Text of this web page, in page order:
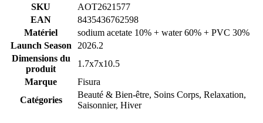
SKU
AOT2621577
EAN
8435436762598
Matériel
sodium acetate 10% + water 60% + PVC 30%
Launch Season
2026.2
Dimensions du
produit
1.7x7x10.5
Marque
Fisura
Catégories
Beauté & Bien-être, Soins Corps, Relaxation,
Saisonnier, Hiver